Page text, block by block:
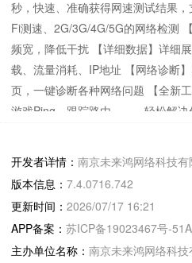
秒，快速、准确获得网速测试结果
Fi测速、2G/3G/4G/5G的网络检测
频宽，降低干扰 【详细数据】详细
载、流量消耗、IP地址 【网络诊断
页，一键诊断各种网络问题 【全新
游戏Ping，跟踪路由。。。轻松解
速、宽带测速，网速测试神器。 手
加速器更新说明：
专业的网络测速、宽带测速，网速
开发者详情： 南京未来鸿网络科技有
版本信息： 7.4.0716.742
更新时间： 2026/07/17 16:21
APP备案： 苏ICP备19023467号-51A
主办单位名称： 南京未来鸿网络科技